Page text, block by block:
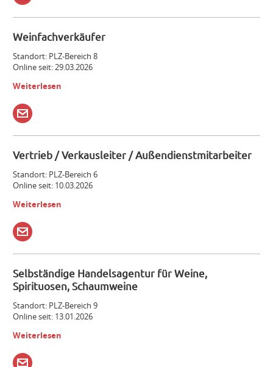
Weinfachverkäufer
Standort: PLZ-Bereich 8
Online seit: 29.03.2026
Weiterlesen
Vertrieb / Verkausleiter / Außendienstmitarbeiter
Standort: PLZ-Bereich 6
Online seit: 10.03.2026
Weiterlesen
Selbständige Handelsagentur für Weine,
Spirituosen, Schaumweine
Standort: PLZ-Bereich 9
Online seit: 13.01.2026
Weiterlesen